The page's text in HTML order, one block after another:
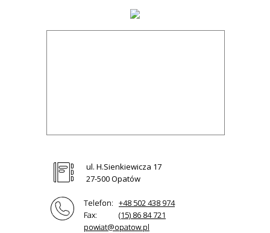
ul. H.Sienkiewicza 17
27-500 Opatów
Telefon: +48 502 438 974
Fax:
(15) 86 84 721
powiat@opatow.pl